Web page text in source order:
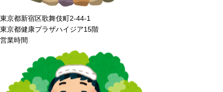
東京都新宿区歌舞伎町2-44-1
東京都健康プラザハイジア15階
営業時間